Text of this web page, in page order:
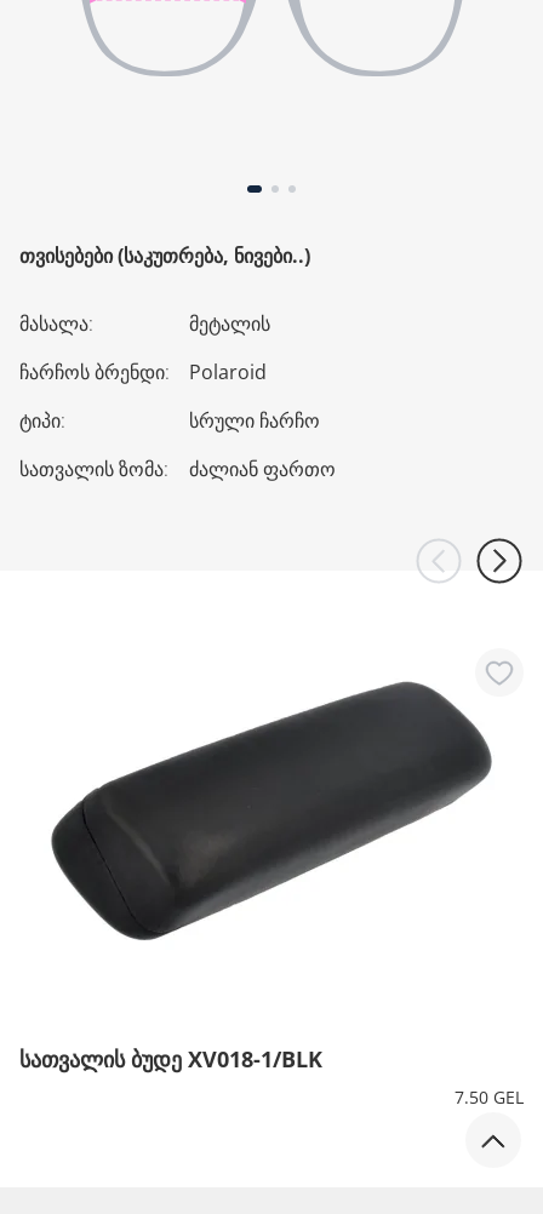
ᲗᲕᲘᲡᲔᲑᲔᲑᲘ (ᲡᲐᲙᲣᲗᲠᲔᲑᲐ, ᲜᲘᲕᲔᲑᲘ..)
მასალა:
მეტალის
ჩარჩოს ბრენდი:
Polaroid
ტიპი:
სრული ჩარჩო
სათვალის ზომა: ძალიან ფართო
სათვალის ბუდე XV018-1/BLK
7.50 GEL